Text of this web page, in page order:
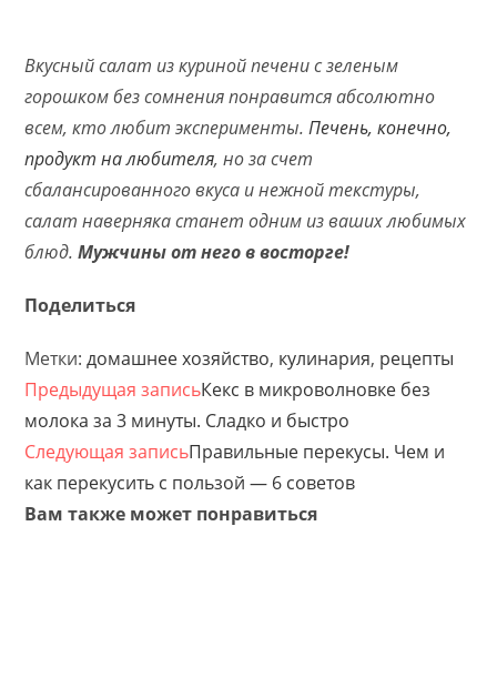
Вкусный салат из куриной печени с зеленым
горошком без сомнения понравится абсолютно
всем, кто любит эксперименты.Печень, конечно,
продукт на любителя, но за счет
сбалансированного вкуса и нежной текстуры,
салат наверняка станет одним из ваших любимых
блюд.Мужчины от него в восторге!
Поделиться
Метки:домашнее хозяйство, кулинария, рецепты
Предыдущая записьКекс в микроволновке без
молока за 3 минуты. Сладко и быстро
Следующая записьПравильные перекусы. Чем и
как перекусить с пользой — 6 советов
Вам также может понравиться